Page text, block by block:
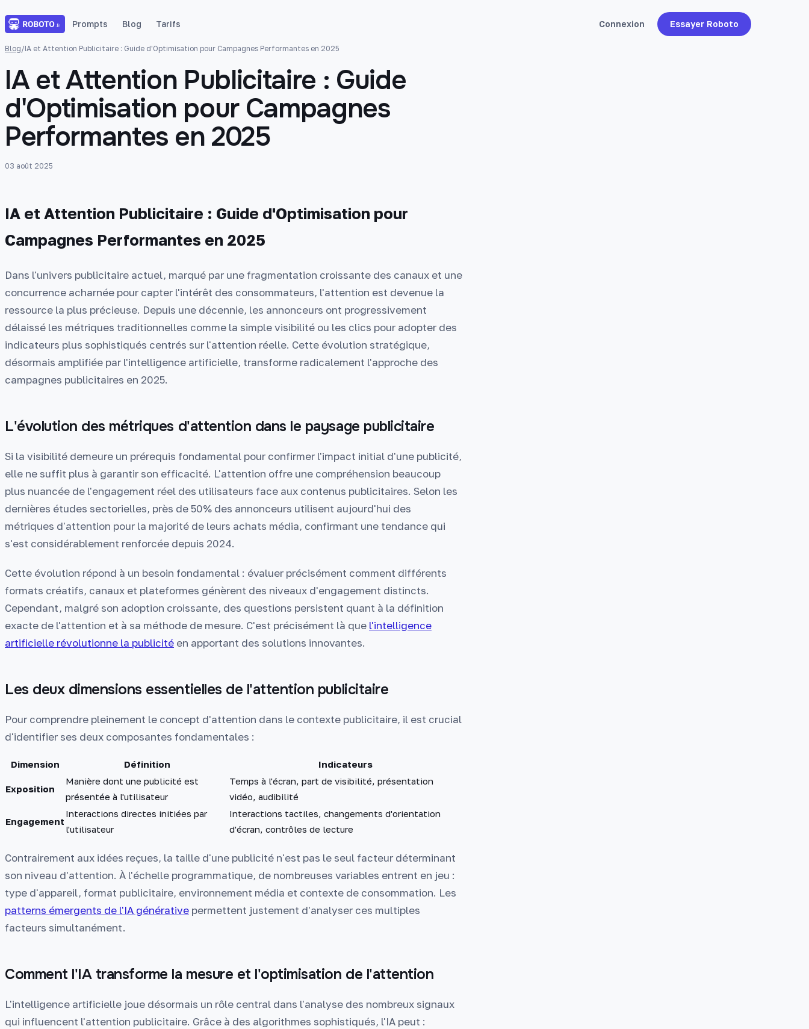
Prompts Blog Tarifs Connexion Essayer Roboto
Blog/IA et Attention Publicitaire : Guide d'Optimisation pour Campagnes Performantes en 2025
IA et Attention Publicitaire : Guide
d'Optimisation pour Campagnes
Performantes en 2025
03 août 2025
IA et Attention Publicitaire : Guide d'Optimisation pour
Campagnes Performantes en 2025
Dans l'univers publicitaire actuel, marqué par une fragmentation croissante des canaux et une
concurrence acharnée pour capter l'intérêt des consommateurs, l'attention est devenue la
ressource la plus précieuse. Depuis une décennie, les annonceurs ont progressivement
délaissé les métriques traditionnelles comme la simple visibilité ou les clics pour adopter des
indicateurs plus sophistiqués centrés sur l'attention réelle. Cette évolution stratégique,
désormais amplifiée par l'intelligence artificielle, transforme radicalement l'approche des
campagnes publicitaires en 2025.
L'évolution des métriques d'attention dans le paysage publicitaire
Si la visibilité demeure un prérequis fondamental pour confirmer l'impact initial d'une publicité,
elle ne suffit plus à garantir son efficacité. L'attention offre une compréhension beaucoup
plus nuancée de l'engagement réel des utilisateurs face aux contenus publicitaires. Selon les
dernières études sectorielles, près de 50% des annonceurs utilisent aujourd'hui des
métriques d'attention pour la majorité de leurs achats média, confirmant une tendance qui
s'est considérablement renforcée depuis 2024.
Cette évolution répond à un besoin fondamental : évaluer précisément comment différents
formats créatifs, canaux et plateformes génèrent des niveaux d'engagement distincts.
Cependant, malgré son adoption croissante, des questions persistent quant à la définition
exacte de l'attention et à sa méthode de mesure. C'est précisément là que l'intelligence
artificielle révolutionne la publicité en apportant des solutions innovantes.
Les deux dimensions essentielles de l'attention publicitaire
Pour comprendre pleinement le concept d'attention dans le contexte publicitaire, il est crucial
d'identifier ses deux composantes fondamentales :
Dimension Définition Indicateurs
Exposition
Manière dont une publicité est
présentée à l'utilisateur
Temps à l'écran, part de visibilité, présentation
vidéo, audibilité
Engagement
Interactions directes initiées par
l'utilisateur
Interactions tactiles, changements d'orientation
d'écran, contrôles de lecture
Contrairement aux idées reçues, la taille d'une publicité n'est pas le seul facteur déterminant
son niveau d'attention. À l'échelle programmatique, de nombreuses variables entrent en jeu :
type d'appareil, format publicitaire, environnement média et contexte de consommation. Les
patterns émergents de l'IA générative permettent justement d'analyser ces multiples
facteurs simultanément.
Comment l'IA transforme la mesure et l'optimisation de l'attention
L'intelligence artificielle joue désormais un rôle central dans l'analyse des nombreux signaux
qui influencent l'attention publicitaire. Grâce à des algorithmes sophistiqués, l'IA peut :